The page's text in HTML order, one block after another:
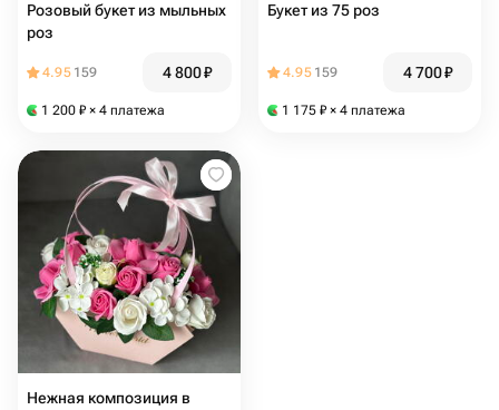
Розовый букет из мыльных
роз
4.95 159 4 800₽
1 200 ₽ × 4 платежа
Букет из 75 роз
4.95 159 4 700₽
1 175 ₽ × 4 платежа
Нежная композиция в